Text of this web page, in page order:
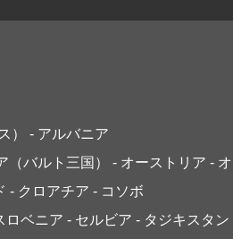
）
- アルバニア
（バルト三国） - オーストリア -
- クロアチア - コソボ
ロベニア - セルビア - タジキスタン